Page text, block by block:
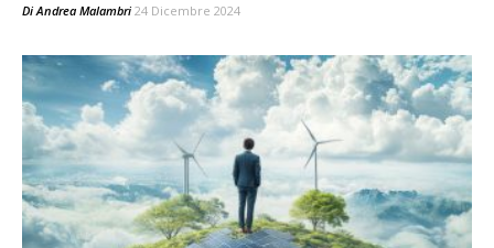
Di Andrea Malambri 24 Dicembre 2024